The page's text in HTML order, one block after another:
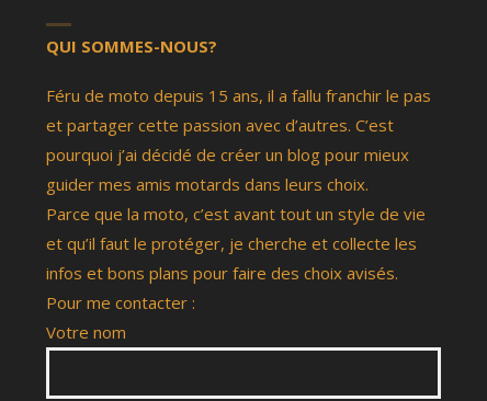
QUI SOMMES-NOUS?
Féru de moto depuis 15 ans, il a fallu franchir le pas
et partager cette passion avec d’autres. C’est
pourquoi j’ai décidé de créer un blog pour mieux
guider mes amis motards dans leurs choix.
Parce que la moto, c’est avant tout un style de vie
et qu’il faut le protéger, je cherche et collecte les
infos et bons plans pour faire des choix avisés.
Pour me contacter :
Votre nom